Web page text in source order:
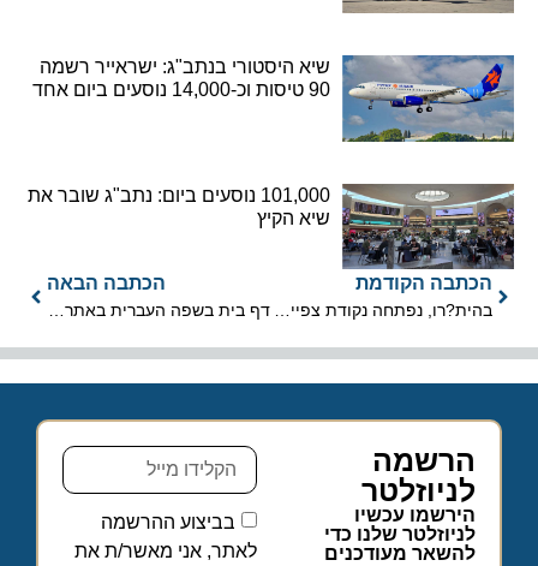
שיא היסטורי בנתב"ג: ישראייר רשמה
90 טיסות וכ-14,000 נוסעים ביום אחד
101,000 נוסעים ביום: נתב"ג שובר את
שיא הקיץ
הכתבה הקודמת
בהית?רו, נפתחה נקודת צפייה חדשה במטוסים
הכתבה הבאה
דף בית בשפה העברית באתר האינטרנט של איזי ג?ט
הרשמה
לניוזלטר
הירשמו עכשיו
לניוזלטר שלנו כדי
להשאר מעודכנים
בביצוע ההרשמה
לאתר, אני מאשר/ת את